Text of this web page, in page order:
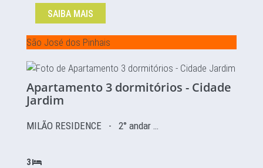
SAIBA MAIS
São José dos Pinhais
Apartamento 3 dormitórios - Cidade
Jardim
MILÃO RESIDENCE - 2° andar …
3